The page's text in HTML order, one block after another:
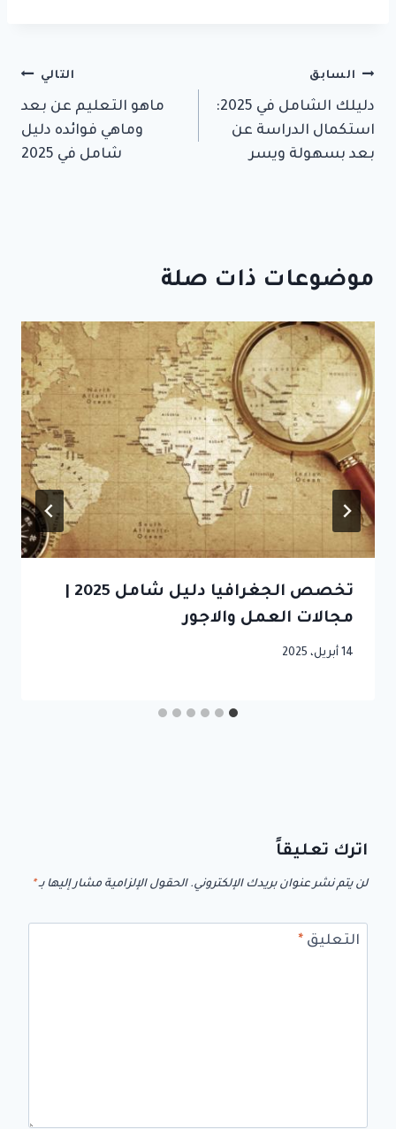
تصفّح
المقالات
السابق
دليلك الشامل في 2025:
استكمال الدراسة عن
بعد بسهولة ويسر
التالي
ماهو التعليم عن بعد
وماهي فوائده دليل
شامل في 2025
موضوعات ذات صلة
مجالات العمل والاجور
14 أبريل، 2025
اترك تعليقاً
لن يتم نشر عنوان بريدك الإلكتروني. الحقول الإلزامية مشار إليها بـ*
التعليق *